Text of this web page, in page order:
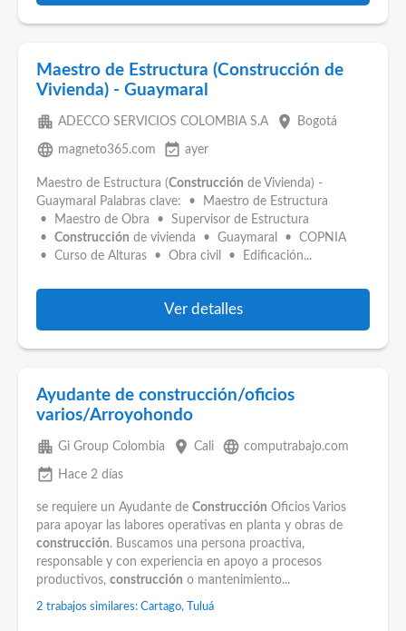
Maestro de Estructura (Construcción de
Vivienda) - Guaymaral
apartment ADECCO SERVICIOS COLOMBIA S.A place Bogotá
language magneto365.com event_available ayer
Maestro de Estructura (Construcción de Vivienda) -
Guaymaral Palabras clave: • Maestro de Estructura
• Maestro de Obra • Supervisor de Estructura
• Construcción de vivienda • Guaymaral • COPNIA
• Curso de Alturas • Obra civil • Edificación...
Ver detalles
Ayudante de construcción/oficios
varios/Arroyohondo
apartment Gi Group Colombia place Cali language computrabajo.com
event_available Hace 2 días
se requiere un Ayudante de Construcción Oficios Varios
para apoyar las labores operativas en planta y obras de
construcción. Buscamos una persona proactiva,
responsable y con experiencia en apoyo a procesos
productivos, construcción o mantenimiento...
2 trabajos similares: Cartago, Tuluá